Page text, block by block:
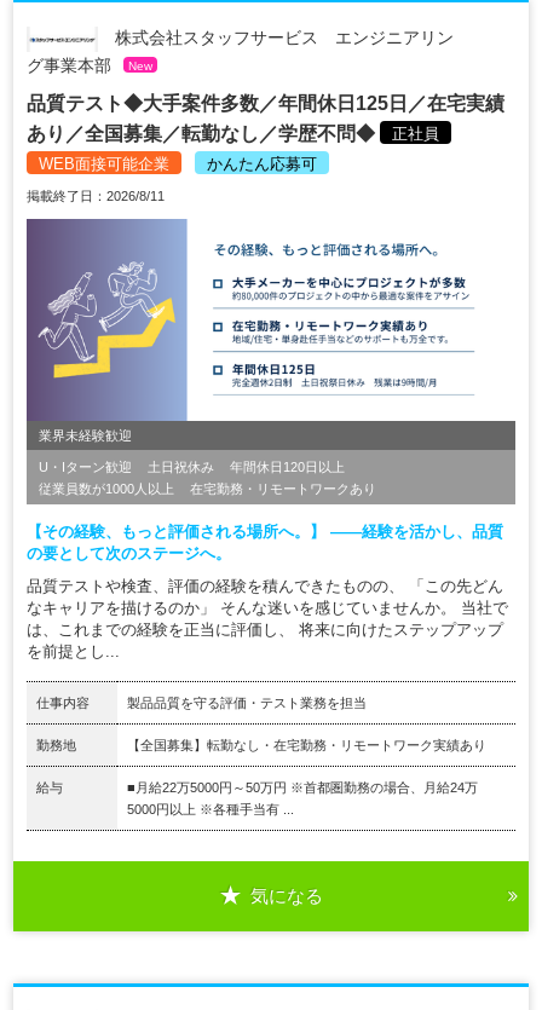
株式会社スタッフサービス エンジニアリン
グ事業本部
New
品質テスト◆大手案件多数／年間休日125日／在宅実績
あり／全国募集／転勤なし／学歴不問◆
正社員
WEB面接可能企業
かんたん応募可
掲載終了日：2026/8/11
業界未経験歓迎
U・Iターン歓迎 土日祝休み
年間休日120日以上
従業員数が1000人以上
在宅勤務・リモートワークあり
【その経験、もっと評価される場所へ。】 ――経験を活かし、品質
の要として次のステージへ。
品質テストや検査、評価の経験を積んできたものの、 「この先どん
なキャリアを描けるのか」 そんな迷いを感じていませんか。 当社で
は、これまでの経験を正当に評価し、 将来に向けたステップアップ
を前提とし...
仕事内容 製品品質を守る評価・テスト業務を担当
勤務地 【全国募集】転勤なし・在宅勤務・リモートワーク実績あり
給与
■月給22万5000円～50万円 ※首都圏勤務の場合、月給24万
5000円以上 ※各種手当有 ...
気になる